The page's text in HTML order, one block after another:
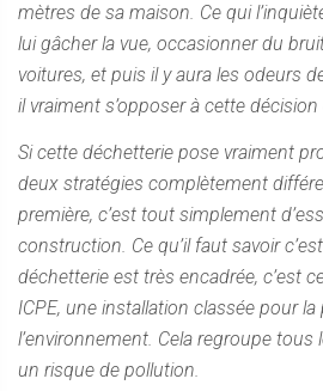
mètres de sa maison. Ce qui
lui gâcher la vue, occasionner du
voitures, et puis il y aura les odeurs
il vraiment s’opposer à cette décision
Si cette déchetterie pose vraiment
deux stratégies complètement
première, c’est tout simplement
construction. Ce qu’il faut savoir
déchetterie est très encadrée, c’est
ICPE, une installation classée pour
l’environnement. Cela regroupe
un risque de pollution.